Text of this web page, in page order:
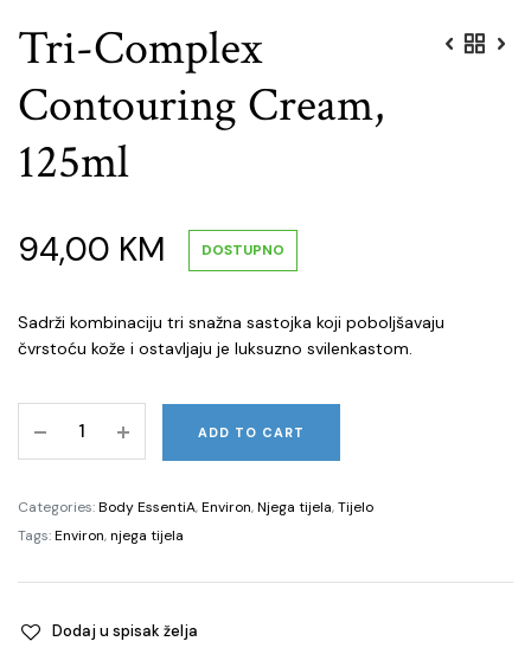
Tri-Complex
Contouring Cream,
125ml
94,00 KM DOSTUPNO
Sadrži kombinaciju tri snažna sastojka koji poboljšavaju
čvrstoću kože i ostavljaju je luksuzno svilenkastom.
Complex
Cream,
125ml
ADD TO CART
Categories:Body EssentiA,Environ,Njega tijela,Tijelo
Tags:Environ,njega tijela
Dodaj u spisak želja